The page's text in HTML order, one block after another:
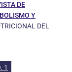
DE
Y
DEL
1